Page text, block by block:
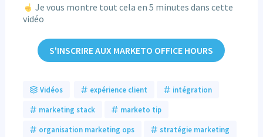
Je vous montre tout cela en 5 minutes dans cette
vidéo
S'INSCRIRE AUX MARKETO OFFICE HOURS
Vidéos expérience client intégration
marketing stack marketo tip
organisation marketing ops stratégie marketing